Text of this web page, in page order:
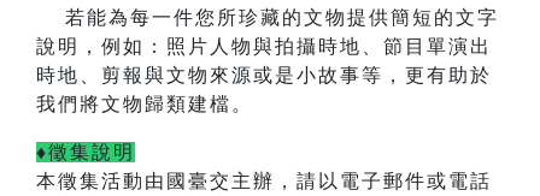
若能為每一件您所珍藏的文物提供簡短的文字
說明，例如：照片人物與拍攝時地、節目單演出
時地、剪報與文物來源或是小故事等，更有助於
我們將文物歸類建檔。
♦徵集說明
本徵集活動由國臺交主辦， 請以電子郵件或電話